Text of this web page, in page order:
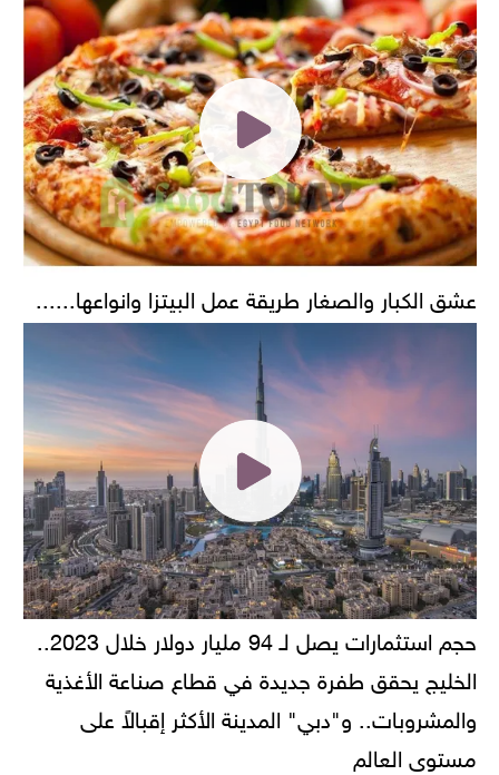
عشق الكبار والصغار طريقة عمل البيتزا وانواعها......
حجم استثمارات يصل لـ 94 مليار دولار خلال 2023..
الخليج يحقق طفرة جديدة في قطاع صناعة الأغذية
والمشروبات.. و"دبي" المدينة الأكثر إقبالاً على
مستوى العالم